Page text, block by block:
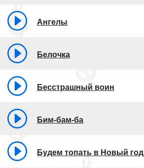
Ангелы
Белочка
Бесстрашный воин
Бим-бам-ба
Будем топать в Новый год